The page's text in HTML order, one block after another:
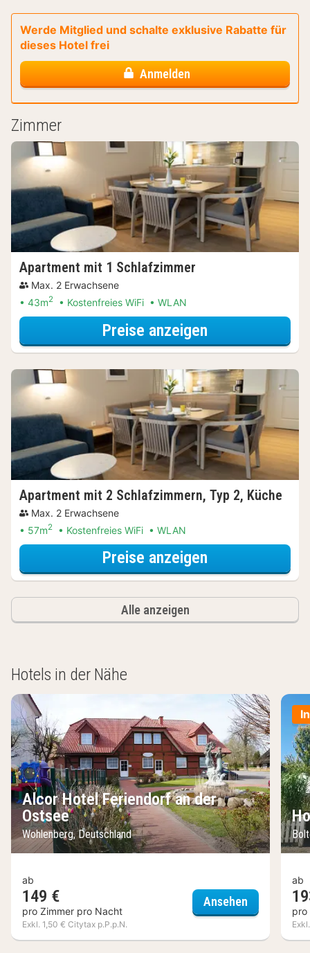
Werde Mitglied und schalte exklusive Rabatte für
dieses Hotel frei
Anmelden
Zimmer
Apartment mit 1 Schlafzimmer
Max. 2 Erwachsene
43m2 Kostenfreies WiFi WLAN
Preise anzeigen
Apartment mit 2 Schlafzimmern, Typ 2, Küche
Max. 2 Erwachsene
57m2 Kostenfreies WiFi WLAN
Preise anzeigen
Alle anzeigen
Hotels in der Nähe
Alcor Hotel Feriendorf an der
Ostsee
Wohlenberg, Deutschland
ab
149 €
pro Zimmer pro Nacht
Exkl. 1,50 € Citytax p.P.p.N.
Ansehen Alcor
ab
pro